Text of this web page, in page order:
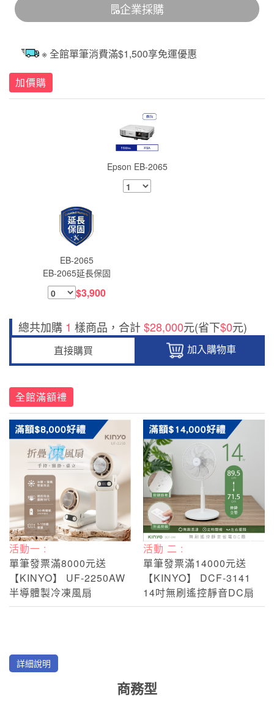
企業採購
※ 全館單筆消費滿$1,500享免運優惠
加價購
Epson EB-2065
EB-2065
EB-2065延長保固
$3,900
總共加購 1 樣商品，合計$28,000元(省下$0元)
直接購買 加入購物車
全館滿額禮
活動一 :
單筆發票滿8000元送
【KINYO】 UF-2250AW
半導體製冷凍風扇
活動 二 :
單筆發票滿14000元送
【KINYO】 DCF-3141
14吋無刷遙控靜音DC扇
詳細說明
商務型